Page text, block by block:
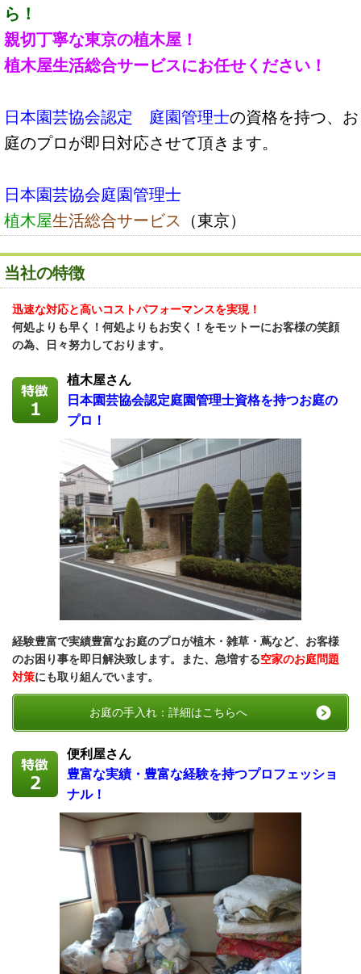
ら！
親切丁寧な東京の植木屋！
植木屋生活総合サービスにお任せください！
日本園芸協会認定 庭園管理士の資格を持つ、お
庭のプロが即日対応させて頂きます。
日本園芸協会庭園管理士
植木屋生活総合サービス （東京）
当社の特徴
迅速な対応と高いコストパフォーマンスを実現！
何処よりも早く！何処よりもお安く！をモットーにお客様の笑顔
の為、日々努力しております。
植木屋さん
日本園芸協会認定庭園管理士資格を持つお庭の
プロ！
経験豊富で実績豊富なお庭のプロが植木・雑草・蔦など、お客様
のお困り事を即日解決致します。また、急増する空家のお庭問題
対策にも取り組んでいます。
お庭の手入れ：詳細はこちらへ
便利屋さん
豊富な実績・豊富な経験を持つプロフェッショ
ナル！